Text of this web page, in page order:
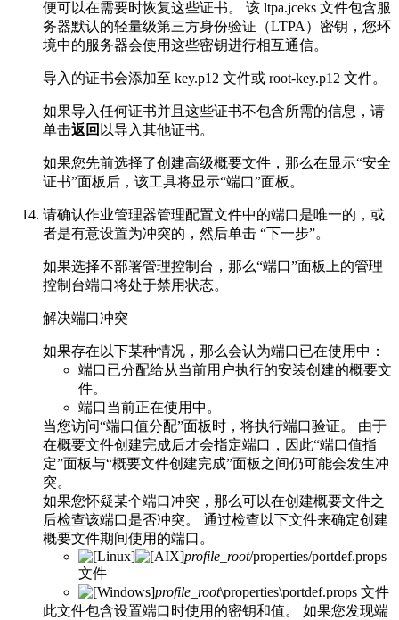
便可以在需要时恢复这些证书。 该 ltpa.jceks 文件包含服
务器默认的轻量级第三方身份验证（LTPA）密钥，您环
境中的服务器会使用这些密钥进行相互通信。
导入的证书会添加至 key.p12 文件或 root-key.p12 文件。
如果导入任何证书并且这些证书不包含所需的信息，请
单击返回 以导入其他证书。
如果您先前选择了创建高级概要文件 ，那么在显示“安全
证书”面板后，该工具将显示“端口”面板。
请确认作业管理器管理配置文件中的端口是唯一的，或
者是有意设置为冲突的，然后单击 “下一步”。
如果选择不部署管理控制台，那么“端口”面板上的管理
控制台端口将处于禁用状态。
解决端口冲突
如果存在以下某种情况，那么会认为端口已在使用中：
端口已分配给从当前用户执行的安装创建的概要文
件。
端口当前正在使用中。
当您访问“端口值分配”面板时，将执行端口验证。 由于
在概要文件创建完成后才会指定端口，因此“端口值指
定”面板与“概要文件创建完成”面板之间仍可能会发生冲
突。
如果您怀疑某个端口冲突，那么可以在创建概要文件之
后检查该端口是否冲突。 通过检查以下文件来确定创建
概要文件期间使用的端口。
profile_root/properties/portdef.props
文件
profile_root\properties\portdef.props 文件
此文件包含设置端口时使用的密钥和值。 如果您发现端